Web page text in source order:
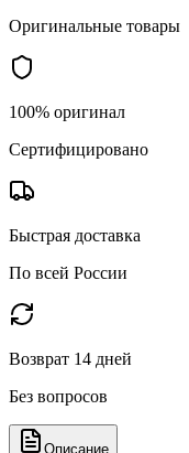
Оригинальные товары
100% оригинал
Сертифицировано
Быстрая доставка
По всей России
Возврат 14 дней
Без вопросов
Описание